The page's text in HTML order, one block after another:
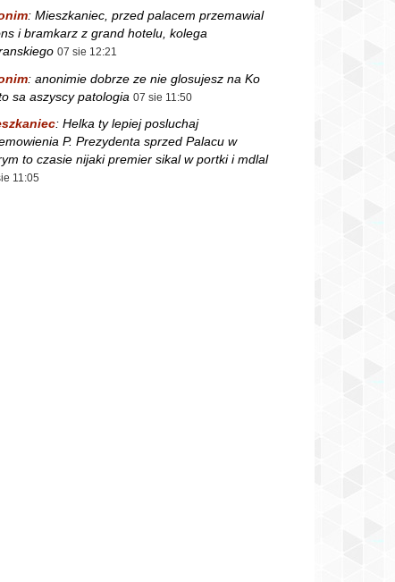
: Mieszkaniec, przed palacem przemawial
i bramkarz z grand hotelu, kolega
07 sie 12:21
: anonimie dobrze ze nie glosujesz na Ko
sa aszyscy patologia 07 sie 11:50
: Helka ty lepiej posluchaj
P. Prezydenta sprzed Palacu w
to czasie nijaki premier sikal w portki i mdlal
11:05